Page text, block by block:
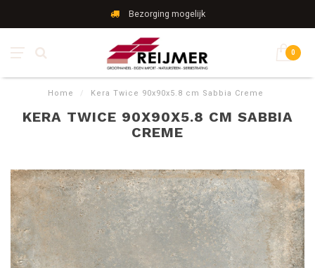
Bezorging mogelijk
0
Home / Kera Twice 90x90x5.8 cm Sabbia Creme
KERA TWICE 90X90X5.8 CM SABBIA
CREME